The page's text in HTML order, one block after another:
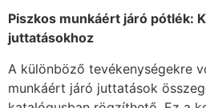
Piszkos munkáért járó pótlék:
juttatásokhoz
A különböző tevékenységekre
munkáért járó juttatások